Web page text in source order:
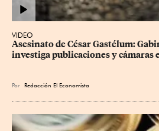
VIDEO
Asesinato de César Gastélum:
investiga publicaciones y cámaras
Por Redacción El Economista